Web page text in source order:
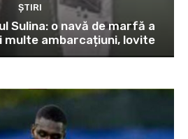
ȘTIRI
Sulina: o navă de marfă a
multe ambarcațiuni, lovite